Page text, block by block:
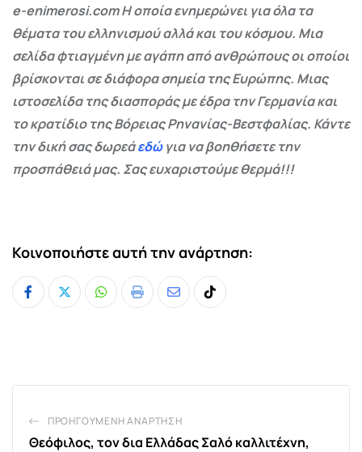
e-enimerosi.com Η οποία ενημερώνει για όλα τα
θέματα του ελληνισμού αλλά και του κόσμου. Μια
σελίδα φτιαγμένη με αγάπη από ανθρώπους οι οποίοι
βρίσκονται σε διάφορα σημεία της Ευρώπης. Μιας
ιστοσελίδα της διασποράς με έδρα την Γερμανία και
το κρατίδιο της Βόρειας Ρηνανίας-Βεστφαλίας. Κάντε
την δική σας δωρεάεδώγια να βοηθήσετε την
προσπάθειά μας. Σας ευχαριστούμε θερμά!!!
Κοινοποιήστε αυτή την ανάρτηση:
Whatsapp
Print
ShareTiktok
ΠΡΟΗΓΟΎΜΕΝΗ ΑΝΆΡΤΗΣΗ
Θεόφιλος, τον δια Ελλάδας Σαλό καλλιτέχνη,